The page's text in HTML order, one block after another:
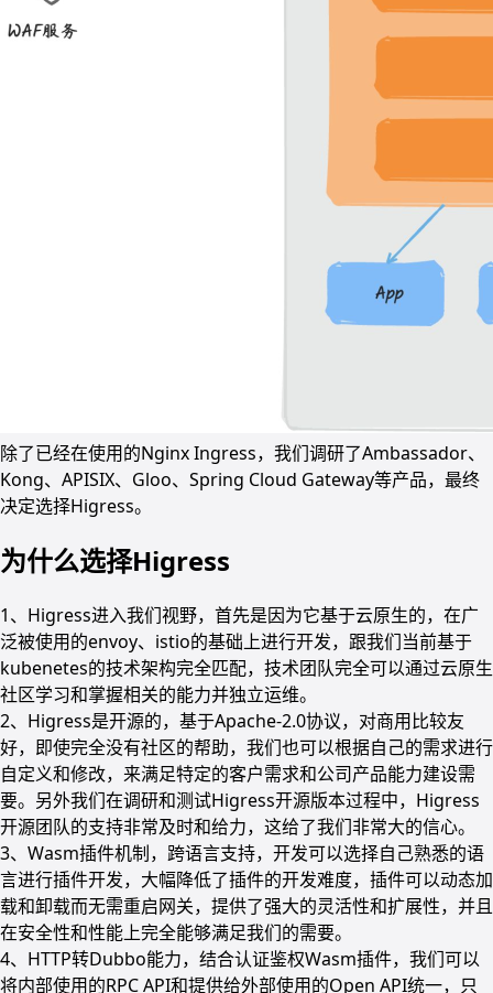
除了已经在使用的Nginx Ingress，我们调研了Ambassador、
Kong、APISIX、Gloo、Spring Cloud Gateway等产品，最终
决定选择Higress。
为什么选择Higress
1、Higress进入我们视野，首先是因为它基于云原生的，在广
泛被使用的envoy、istio的基础上进行开发，跟我们当前基于
kubenetes的技术架构完全匹配，技术团队完全可以通过云原生
社区学习和掌握相关的能力并独立运维。
2、Higress是开源的，基于Apache-2.0协议，对商用比较友
好，即使完全没有社区的帮助，我们也可以根据自己的需求进行
自定义和修改，来满足特定的客户需求和公司产品能力建设需
要。另外我们在调研和测试Higress开源版本过程中，Higress
开源团队的支持非常及时和给力，这给了我们非常大的信心。
3、Wasm插件机制，跨语言支持，开发可以选择自己熟悉的语
言进行插件开发，大幅降低了插件的开发难度，插件可以动态加
载和卸载而无需重启网关，提供了强大的灵活性和扩展性，并且
在安全性和性能上完全能够满足我们的需要。
4、HTTP转Dubbo能力，结合认证鉴权Wasm插件，我们可以
将内部使用的RPC API和提供给外部使用的Open API统一，只